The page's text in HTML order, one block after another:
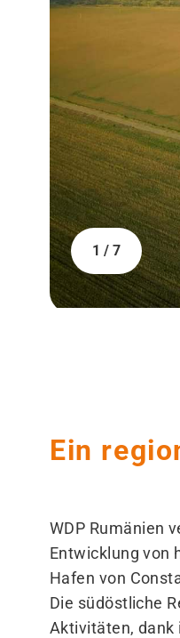
1 / 7
Ein
WDP Rumänien
Entwicklung von
Hafen von
Die südöstliche
Aktivitäten, dank